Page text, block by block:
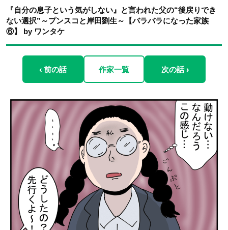
『自分の息子という気がしない』と言われた父の“後戻りでき
ない選択”～プンスコと岸田劉生～【バラバラになった家族
⑥】 by ワンタケ
‹ 前の話 作家一覧 次の話 ›